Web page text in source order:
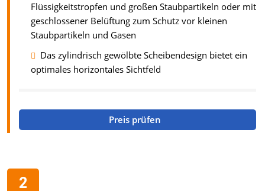
Flüssigkeitstropfen und großen Staubpartikeln oder mit
geschlossener Belüftung zum Schutz vor kleinen
Staubpartikeln und Gasen
Das zylindrisch gewölbte Scheibendesign bietet ein
optimales horizontales Sichtfeld
Preis prüfen